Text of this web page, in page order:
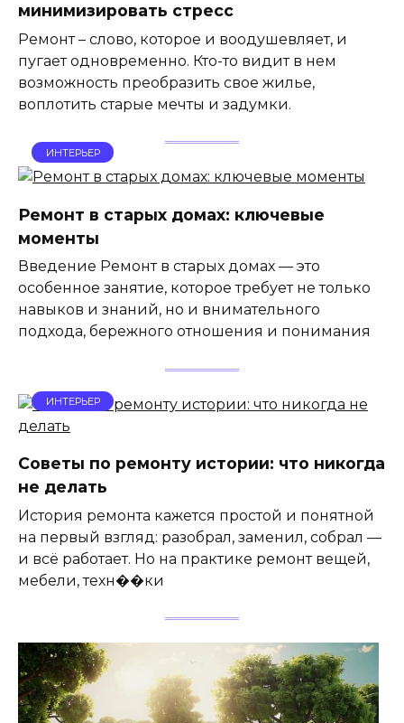
минимизировать стресс
Ремонт – слово, которое и воодушевляет, и
пугает одновременно. Кто-то видит в нем
возможность преобразить свое жилье,
воплотить старые мечты и задумки.
ИНТЕРЬЕР
Ремонт в старых домах: ключевые
моменты
Введение Ремонт в старых домах — это
особенное занятие, которое требует не только
навыков и знаний, но и внимательного
подхода, бережного отношения и понимания
ИНТЕРЬЕР
Советы по ремонту истории: что никогда
не делать
История ремонта кажется простой и понятной
на первый взгляд: разобрал, заменил, собрал —
и всё работает. Но на практике ремонт вещей,
мебели, техн��ки